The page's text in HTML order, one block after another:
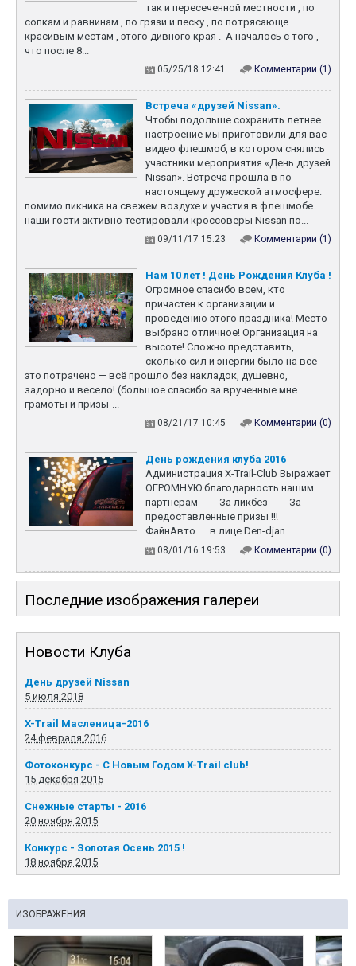
так и пересеченной местности , по
сопкам и равнинам , по грязи и песку , по потрясающе
красивым местам , этого дивного края . А началось с того ,
что после 8...
05/25/18 12:41 Комментарии (1)
Встреча «друзей Nissan».
Чтобы подольше сохранить летнее
настроение мы приготовили для вас
видео флешмоб, в котором снялись
участники мероприятия «День друзей
Nissan». Встреча прошла в по-
настоящему дружеской атмосфере:
помимо пикника на свежем воздухе и участия в флешмобе
наши гости активно тестировали кроссоверы Nissan по...
09/11/17 15:23 Комментарии (1)
Нам 10 лет ! День Рождения Клуба !
Огромное спасибо всем, кто
причастен к организации и
проведению этого праздника! Место
выбрано отличное! Организация на
высоте! Сложно представить,
сколько сил и энергии было на всё
это потрачено — всё прошло без накладок, душевно,
задорно и весело! (большое спасибо за врученные мне
грамоты и призы-...
08/21/17 10:45 Комментарии (0)
День рождения клуба 2016
Администрация X-Trail-Club Выражает
ОГРОМНУЮ благодарность нашим
партнерам За ликбез За
предоставленные призы !!!
ФайнАвто в лице Den-djan ...
08/01/16 19:53 Комментарии (0)
Последние изображения галереи
Новости Клуба
День друзей Nissan
5 июля 2018
X-Trail Масленица-2016
24 февраля 2016
Фотоконкурс - С Новым Годом X-Trail club!
15 декабря 2015
Снежные старты - 2016
20 ноября 2015
Конкурс - Золотая Осень 2015 !
18 ноября 2015
ИЗОБРАЖЕНИЯ